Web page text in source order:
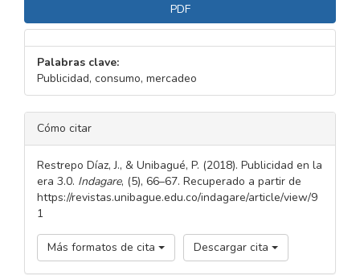
PDF
Palabras clave:
Publicidad, consumo, mercadeo
DETALLES
DEL
ARTÍCULO
Cómo citar
Restrepo Díaz, J., & Unibagué, P. (2018). Publicidad en la
era 3.0. Indagare, (5), 66–67. Recuperado a partir de
https://revistas.unibague.edu.co/indagare/article/view/9
1
Más formatos de cita Descargar cita